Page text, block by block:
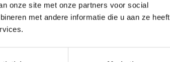
onze site met onze partners voor social
met andere informatie die u aan ze heeft